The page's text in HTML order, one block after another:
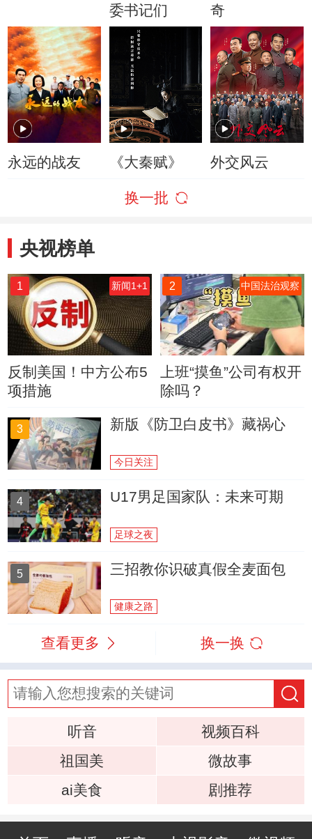
委书记们
奇
永远的战友 《大秦赋》 外交风云
换一批
央视榜单
1 新闻1+1
反制美国！中方公布5
项措施
2 中国法治观察
上班“摸鱼”公司有权开
除吗？
3 新版《防卫白皮书》藏祸心
今日关注
4 U17男足国家队：未来可期
足球之夜
5 三招教你识破真假全麦面包
健康之路
查看更多 换一换
听音
视频百科
祖国美
微故事
ai美食
剧推荐